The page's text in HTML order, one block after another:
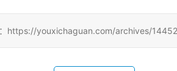
https://youxichaguan.com/archives/